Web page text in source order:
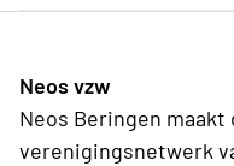
Neos vzw
Neos Beringen
verenigingsnetwerk